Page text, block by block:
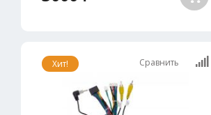
Хит! Сравнить